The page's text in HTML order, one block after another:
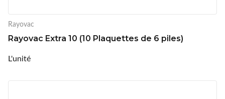
Rayovac
Rayovac Extra 10 (10 Plaquettes de 6 piles)
L'unité